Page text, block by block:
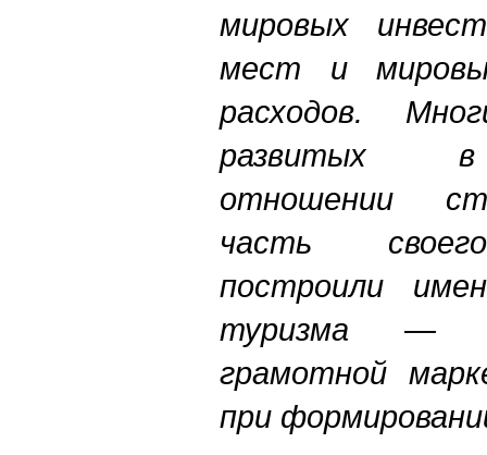
мировых
мест и
расходов.
развитых в
отношении
часть
построили
туризма —
грамотной
при